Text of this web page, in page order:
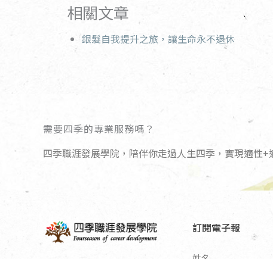
相關文章
銀髮自我提升之旅，讓生命永不退休
需要四季的專業服務嗎？
四季職涯發展學院，陪伴你走過人生四季，實現適性
訂閱電子報